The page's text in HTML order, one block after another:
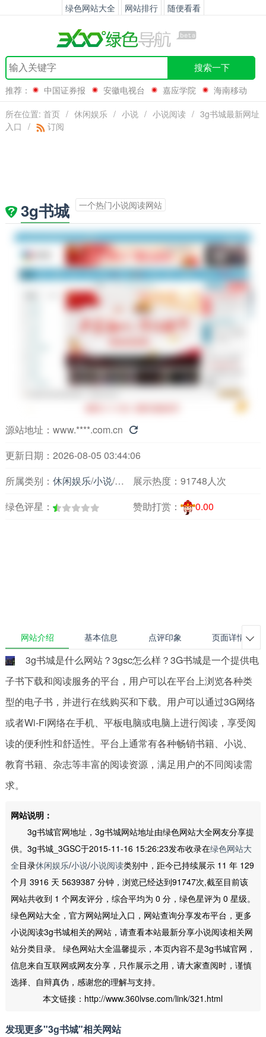
绿色网站大全 网站排行 随便看看
搜索一下
推荐： 中国证券报 安徽电视台 嘉应学院
海南移动
所在位置: 首页 / 休闲娱乐 / 小说 / 小说阅读 / 3g书城最新网址
入口 / 订阅
3g书城 一个热门小说阅读网站
源站地址： www.****.com.cn 
更新日期：2026-08-05 03:44:06
所属类别： 休闲娱乐/小说/小说阅读展示热度： 91748人次
绿色评星：
赞助打赏： 0.00
网站介绍 基本信息 点评印象 页面详情 
3g书城是什么网站？3gsc怎么样？3G书城是一个提供电
子书下载和阅读服务的平台，用户可以在平台上浏览各种类
型的电子书，并进行在线购买和下载。用户可以通过3G网络
或者Wi-Fi网络在手机、平板电脑或电脑上进行阅读，享受阅
读的便利性和舒适性。平台上通常有各种畅销书籍、小说、
教育书籍、杂志等丰富的阅读资源，满足用户的不同阅读需
求。
网站说明：
3g书城官网地址，3g书城网站地址由绿色网站大全网友分享提
供。3g书城_3GSC于2015-11-16 15:26:23发布收录在绿色网站大
全目录休闲娱乐/小说/小说阅读类别中，距今已持续展示 11 年 129
个月 3916 天 5639387 分钟，浏览已经达到91747次,截至目前该
网站共收到 1 个网友评分，综合平均为 0 分，绿色星评为 0 星级。
绿色网站大全，官方网站网址入口，网站查询分享发布平台，更多
小说阅读3g书城相关的网站，请查看本站最新分享小说阅读相关网
站分类目录。 绿色网站大全温馨提示，本页内容不是3g书城官网，
信息来自互联网或网友分享，只作展示之用，请大家查阅时，谨慎
选择、自辩真伪，感谢您的理解与支持。
本文链接：http://www.360lvse.com/link/321.html
发现更多"3g书城"相关网站